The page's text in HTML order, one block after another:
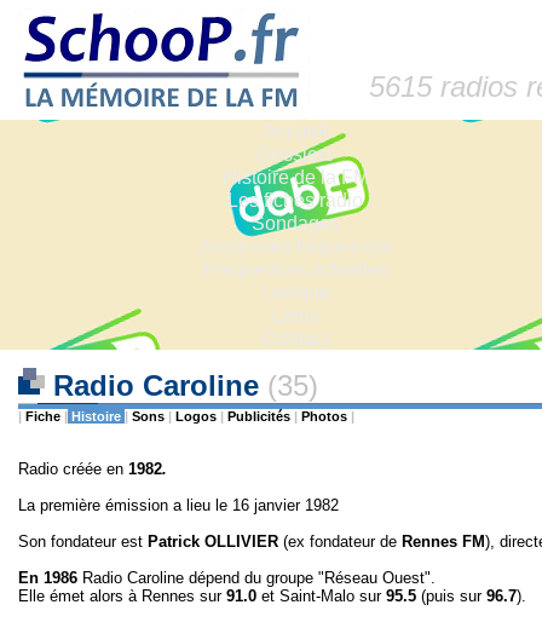
5615 radios
Accueil
Dossiers
Histoire de la FM
Les fiches radio
Sondages
Anciennes fréquences
Fréquences actuelles
Lexique
Liens
Contact
Radio Caroline (35)
| Fiche | Histoire | Sons | Logos | Publicités | Photos |
Radio créée en 1982.
La première émission a lieu le 16 janvier 1982
Son fondateur est Patrick OLLIVIER (ex fondateur de Rennes FM),
En 1986 Radio Caroline dépend du groupe "Réseau Ouest".
Elle émet alors à Rennes sur 91.0 et Saint-Malo sur 95.5 (puis sur 96.7).